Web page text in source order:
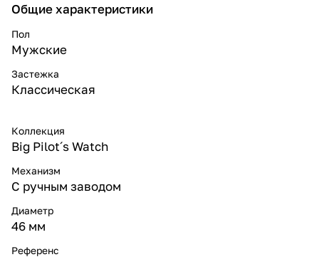
Общие характеристики
Пол
Мужские
Застежка
Классическая
Коллекция
Big Pilot´s Watch
Механизм
С ручным заводом
Диаметр
46 мм
Референс